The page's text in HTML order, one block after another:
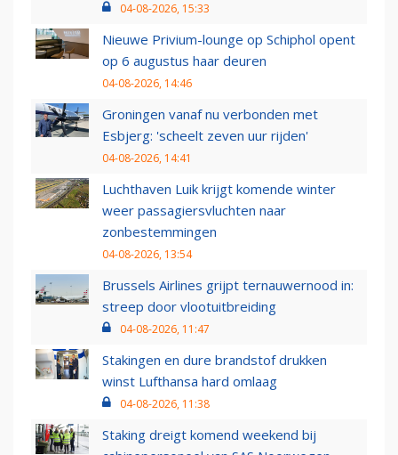
04-08-2026, 15:33
Nieuwe Privium-lounge op Schiphol opent
op 6 augustus haar deuren
04-08-2026, 14:46
Groningen vanaf nu verbonden met
Esbjerg: 'scheelt zeven uur rijden'
04-08-2026, 14:41
Luchthaven Luik krijgt komende winter
weer passagiersvluchten naar
zonbestemmingen
04-08-2026, 13:54
Brussels Airlines grijpt ternauwernood in:
streep door vlootuitbreiding
04-08-2026, 11:47
Stakingen en dure brandstof drukken
winst Lufthansa hard omlaag
04-08-2026, 11:38
Staking dreigt komend weekend bij